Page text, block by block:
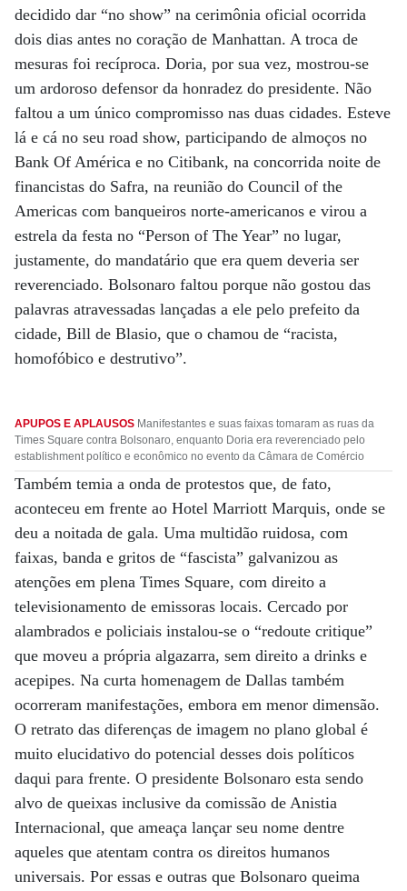
decidido dar “no show” na cerimônia oficial ocorrida
dois dias antes no coração de Manhattan. A troca de
mesuras foi recíproca. Doria, por sua vez, mostrou-se
um ardoroso defensor da honradez do presidente. Não
faltou a um único compromisso nas duas cidades. Esteve
lá e cá no seu road show, participando de almoços no
Bank Of América e no Citibank, na concorrida noite de
financistas do Safra, na reunião do Council of the
Americas com banqueiros norte-americanos e virou a
estrela da festa no “Person of The Year” no lugar,
justamente, do mandatário que era quem deveria ser
reverenciado. Bolsonaro faltou porque não gostou das
palavras atravessadas lançadas a ele pelo prefeito da
cidade, Bill de Blasio, que o chamou de “racista,
homofóbico e destrutivo”.
APUPOS E APLAUSOS Manifestantes e suas faixas tomaram as ruas da
Times Square contra Bolsonaro, enquanto Doria era reverenciado pelo
establishment político e econômico no evento da Câmara de Comércio
Também temia a onda de protestos que, de fato,
aconteceu em frente ao Hotel Marriott Marquis, onde se
deu a noitada de gala. Uma multidão ruidosa, com
faixas, banda e gritos de “fascista” galvanizou as
atenções em plena Times Square, com direito a
televisionamento de emissoras locais. Cercado por
alambrados e policiais instalou-se o “redoute critique”
que moveu a própria algazarra, sem direito a drinks e
acepipes. Na curta homenagem de Dallas também
ocorreram manifestações, embora em menor dimensão.
O retrato das diferenças de imagem no plano global é
muito elucidativo do potencial desses dois políticos
daqui para frente. O presidente Bolsonaro esta sendo
alvo de queixas inclusive da comissão de Anistia
Internacional, que ameaça lançar seu nome dentre
aqueles que atentam contra os direitos humanos
universais. Por essas e outras que Bolsonaro queima